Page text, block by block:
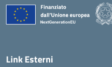
Link Esterni